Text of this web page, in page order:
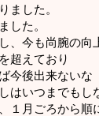
ました。
した。
、今も尚腕の向
超えており
今後出来ないな
はいつまでもし
１月ごろから順